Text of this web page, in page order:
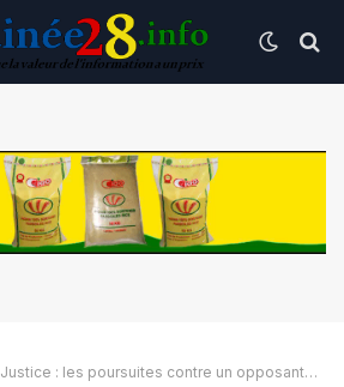
Justice : les poursuites contre un opposant abandonnées